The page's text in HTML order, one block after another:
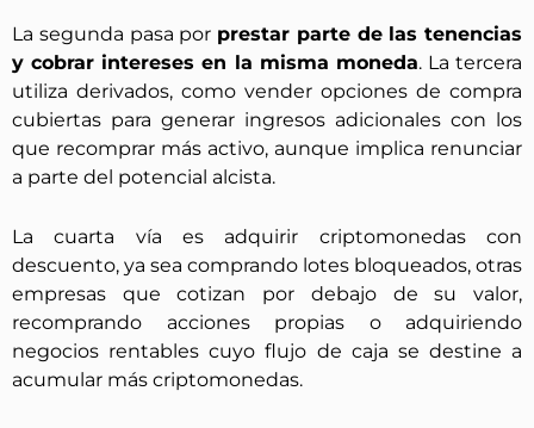
La segunda pasa por prestar parte de las tenencias
y cobrar intereses en la misma moneda. La tercera
utiliza derivados, como vender opciones de compra
cubiertas para generar ingresos adicionales con los
que recomprar más activo, aunque implica renunciar
a parte del potencial alcista.
La cuarta vía es adquirir criptomonedas con
descuento, ya sea comprando lotes bloqueados, otras
empresas que cotizan por debajo de su valor,
recomprando acciones propias o adquiriendo
negocios rentables cuyo flujo de caja se destine a
acumular más criptomonedas.